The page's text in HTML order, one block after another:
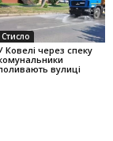
Стисло
Ковелі через спеку
вулиці